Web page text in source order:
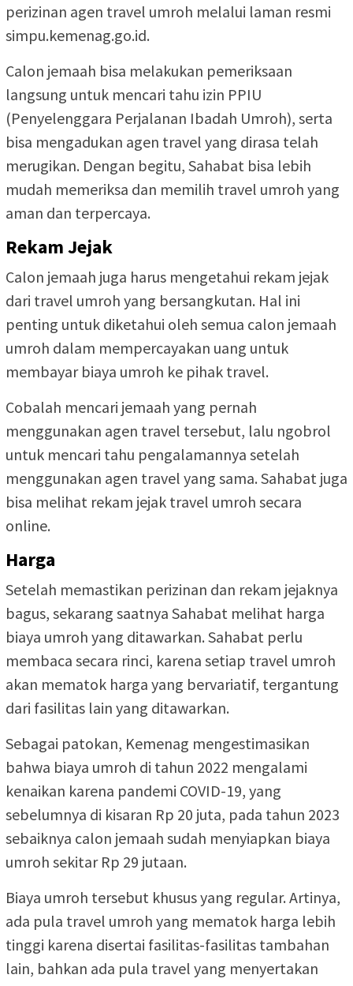
perizinan agen travel umroh melalui laman resmi
simpu.kemenag.go.id.
Calon jemaah bisa melakukan pemeriksaan
langsung untuk mencari tahu izin PPIU
(Penyelenggara Perjalanan Ibadah Umroh), serta
bisa mengadukan agen travel yang dirasa telah
merugikan. Dengan begitu, Sahabat bisa lebih
mudah memeriksa dan memilih travel umroh yang
aman dan terpercaya.
Rekam Jejak
Calon jemaah juga harus mengetahui rekam jejak
dari travel umroh yang bersangkutan. Hal ini
penting untuk diketahui oleh semua calon jemaah
umroh dalam mempercayakan uang untuk
membayar biaya umroh ke pihak travel.
Cobalah mencari jemaah yang pernah
menggunakan agen travel tersebut, lalu ngobrol
untuk mencari tahu pengalamannya setelah
menggunakan agen travel yang sama. Sahabat juga
bisa melihat rekam jejak travel umroh secara
online.
Harga
Setelah memastikan perizinan dan rekam jejaknya
bagus, sekarang saatnya Sahabat melihat harga
biaya umroh yang ditawarkan. Sahabat perlu
membaca secara rinci, karena setiap travel umroh
akan mematok harga yang bervariatif, tergantung
dari fasilitas lain yang ditawarkan.
Sebagai patokan, Kemenag mengestimasikan
bahwa biaya umroh di tahun 2022 mengalami
kenaikan karena pandemi COVID-19, yang
sebelumnya di kisaran Rp 20 juta, pada tahun 2023
sebaiknya calon jemaah sudah menyiapkan biaya
umroh sekitar Rp 29 jutaan.
Biaya umroh tersebut khusus yang regular. Artinya,
ada pula travel umroh yang mematok harga lebih
tinggi karena disertai fasilitas-fasilitas tambahan
lain, bahkan ada pula travel yang menyertakan